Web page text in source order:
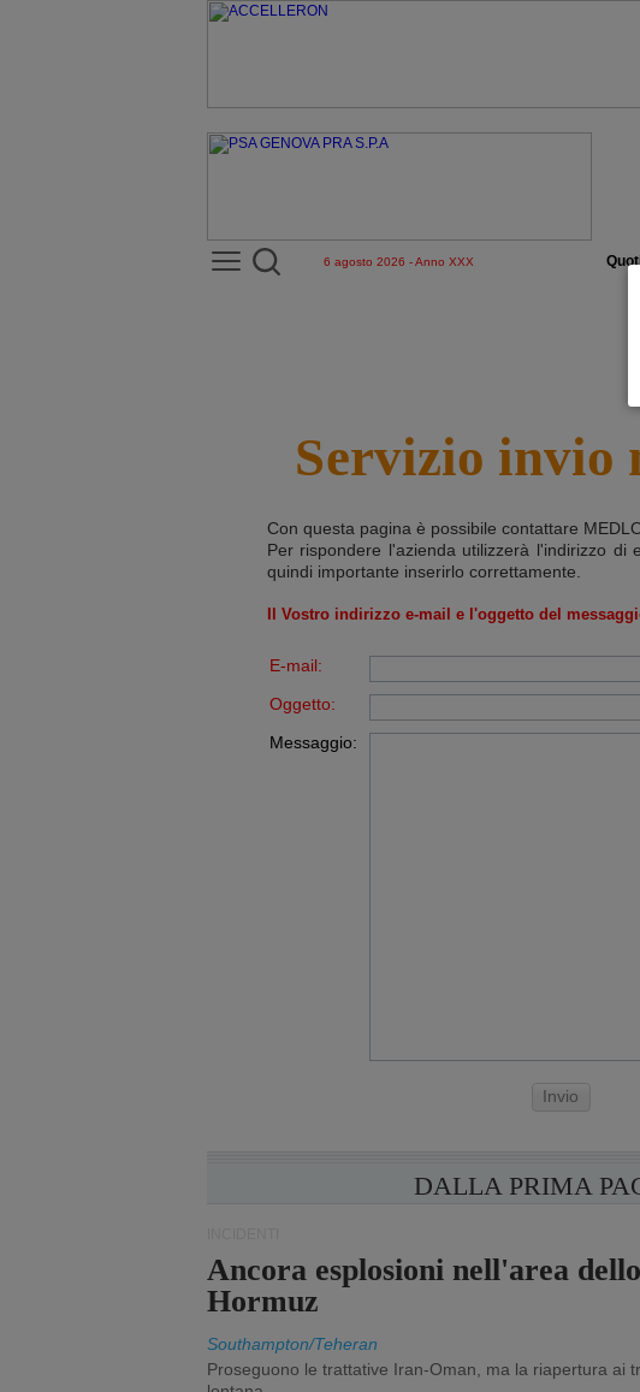
6 agosto 2026 - Anno XXX
Servizio invio
Con questa pagina è possibile contattare
Per rispondere l'azienda utilizzerà l'indirizzo di
quindi importante inserirlo correttamente.
Il Vostro indirizzo e-mail e l'oggetto del
E-mail:
Oggetto:
Messaggio:
Invio
DALLA PRIMA
Ancora esplosioni nell'area
Hormuz
Southampton/Teheran
Proseguono le trattative Iran-Oman, ma la riapertura ai